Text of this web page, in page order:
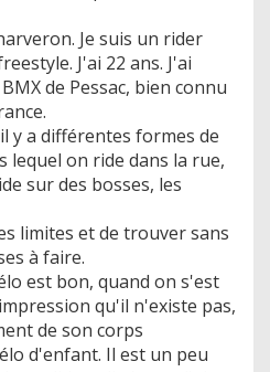
Je suis un rider
J'ai 22 ans. J'ai
de Pessac, bien connu
y a différentes formes de
lequel on ride dans la rue,
sur des bosses, les
limites et de trouver sans
à faire.
est bon, quand on s'est
qu'il n'existe pas,
de son corps
d'enfant. Il est un peu